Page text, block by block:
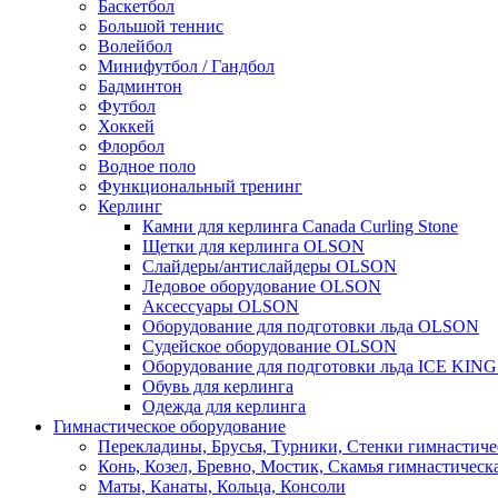
Баскетбол
Большой теннис
Волейбол
Минифутбол / Гандбол
Бадминтон
Футбол
Хоккей
Флорбол
Водное поло
Функциональный тренинг
Керлинг
Камни для керлинга Canada Curling Stone
Щетки для керлинга OLSON
Слайдеры/антислайдеры OLSON
Ледовое оборудование OLSON
Аксессуары OLSON
Оборудование для подготовки льда OLSON
Судейское оборудование OLSON
Оборудование для подготовки льда ICE
Обувь для керлинга
Одежда для керлинга
Гимнастическое оборудование
Перекладины, Брусья, Турники, Стенки
Конь, Козел, Бревно, Мостик, Скамья
Маты, Канаты, Кольца, Консоли